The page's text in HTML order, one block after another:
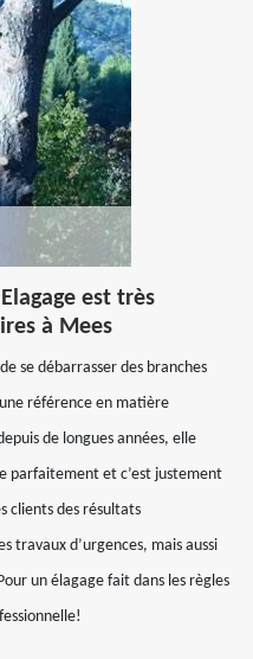
est très
à Mees
se débarrasser des branches
référence en matière
de longues années, elle
parfaitement et c’est justement
clients des résultats
travaux d’urgences, mais aussi
un élagage fait dans les règles